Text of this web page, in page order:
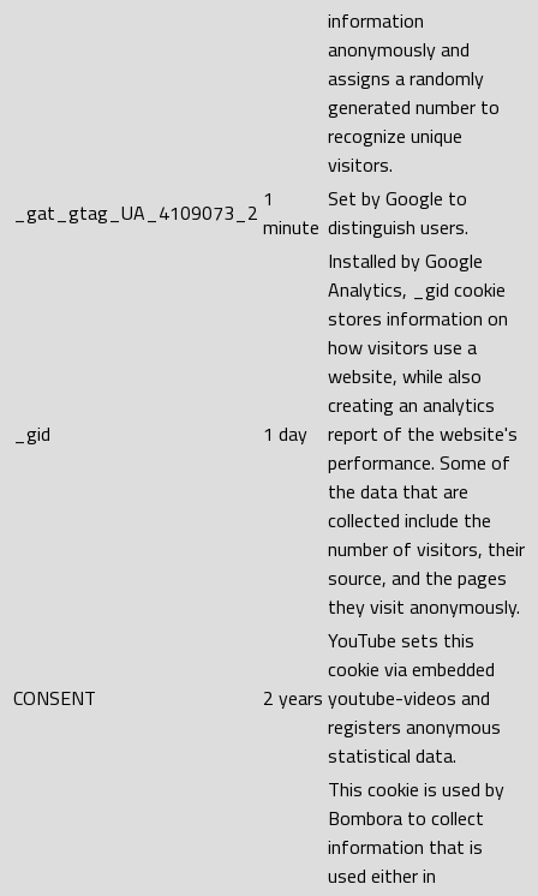
information
anonymously and
assigns a randomly
generated number to
recognize unique
visitors.
_gat_gtag_UA_4109073_2 1
minute
Set by Google to
distinguish users.
_gid 1 day
Installed by Google
Analytics, _gid cookie
stores information on
how visitors use a
website, while also
creating an analytics
report of the website's
performance. Some of
the data that are
collected include the
number of visitors, their
source, and the pages
they visit anonymously.
CONSENT 2 years
YouTube sets this
cookie via embedded
youtube-videos and
registers anonymous
statistical data.
This cookie is used by
Bombora to collect
information that is
used either in